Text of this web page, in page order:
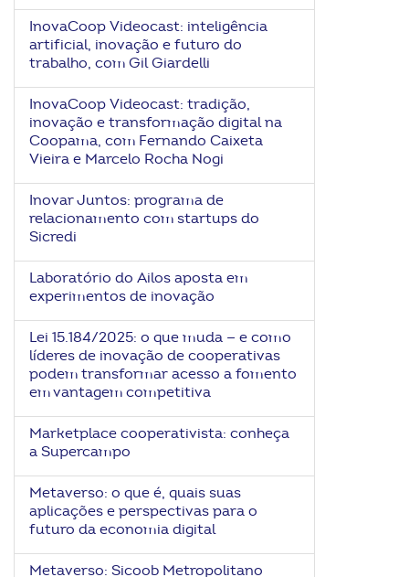
InovaCoop Videocast: inteligência
artificial, inovação e futuro do
trabalho, com Gil Giardelli
InovaCoop Videocast: tradição,
inovação e transformação digital na
Coopama, com Fernando Caixeta
Vieira e Marcelo Rocha Nogi
Inovar Juntos: programa de
relacionamento com startups do
Sicredi
Laboratório do Ailos aposta em
experimentos de inovação
Lei 15.184/2025: o que muda — e como
líderes de inovação de cooperativas
podem transformar acesso a fomento
em vantagem competitiva
Marketplace cooperativista: conheça
a Supercampo
Metaverso: o que é, quais suas
aplicações e perspectivas para o
futuro da economia digital
Metaverso: Sicoob Metropolitano